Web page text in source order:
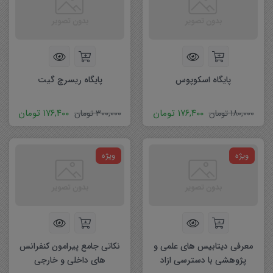
پایگاه اسکوپوس
۱۸۰,۰۰۰تومان ۱۷۶,۴۰۰ تومان
پایگاه ریسرچ گیت
۳۰۰,۰۰۰تومان ۱۷۶,۴۰۰ تومان
ویژه
معرفی دیتابیس های علمی و
پژوهشی با دسترسی ازاد
ویژه
نکاتی جامع پیرامون کنفرانس
های داخلی و خارجی